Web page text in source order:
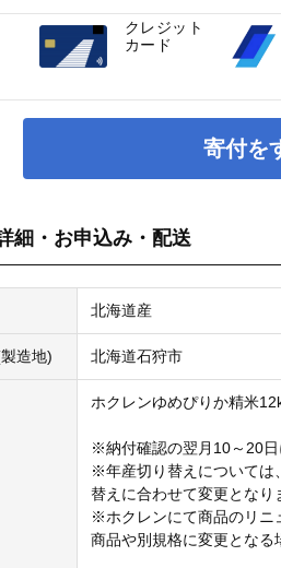
寄付を
細・お申込み・配送
北海道産
造地) 北海道石狩市
ホクレンゆめぴりか精米
※納付確認の翌月10～20日
※年産切り替えについては
替えに合わせて変更となり
※ホクレンにて商品のリニ
商品や別規格に変更となる
クレジット
カード